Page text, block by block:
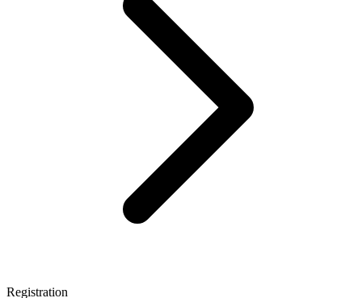
Registration